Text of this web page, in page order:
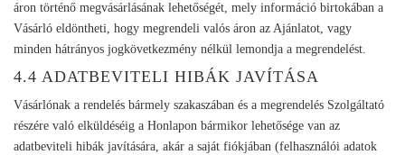
áron történő megvásárlásának lehetőségét, mely információ birtokában a
Vásárló eldöntheti, hogy megrendeli valós áron az Ajánlatot, vagy
minden hátrányos jogkövetkezmény nélkül lemondja a megrendelést.
4.4 ADATBEVITELI HIBÁK JAVÍTÁSA
Vásárlónak a rendelés bármely szakaszában és a megrendelés Szolgáltató
részére való elküldéséig a Honlapon bármikor lehetősége van az
adatbeviteli hibák javítására, akár a saját fiókjában (felhasználói adatok